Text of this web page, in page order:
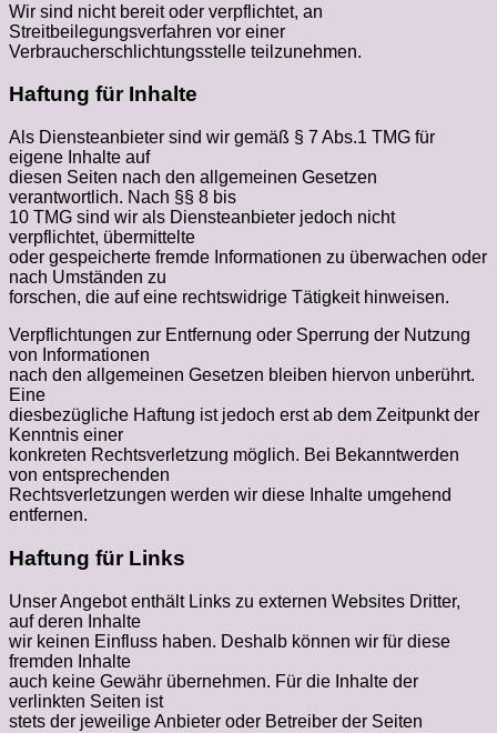
Wir sind nicht bereit oder verpflichtet, an
Streitbeilegungsverfahren vor einer
Verbraucherschlichtungsstelle teilzunehmen.
Haftung für Inhalte
Als Diensteanbieter sind wir gemäß § 7 Abs.1 TMG für
eigene Inhalte auf
diesen Seiten nach den allgemeinen Gesetzen
verantwortlich. Nach §§ 8 bis
10 TMG sind wir als Diensteanbieter jedoch nicht
verpflichtet, übermittelte
oder gespeicherte fremde Informationen zu überwachen oder
nach Umständen zu
forschen, die auf eine rechtswidrige Tätigkeit hinweisen.
Verpflichtungen zur Entfernung oder Sperrung der Nutzung
von Informationen
nach den allgemeinen Gesetzen bleiben hiervon unberührt.
Eine
diesbezügliche Haftung ist jedoch erst ab dem Zeitpunkt der
Kenntnis einer
konkreten Rechtsverletzung möglich. Bei Bekanntwerden
von entsprechenden
Rechtsverletzungen werden wir diese Inhalte umgehend
entfernen.
Haftung für Links
Unser Angebot enthält Links zu externen Websites Dritter,
auf deren Inhalte
wir keinen Einfluss haben. Deshalb können wir für diese
fremden Inhalte
auch keine Gewähr übernehmen. Für die Inhalte der
verlinkten Seiten ist
stets der jeweilige Anbieter oder Betreiber der Seiten